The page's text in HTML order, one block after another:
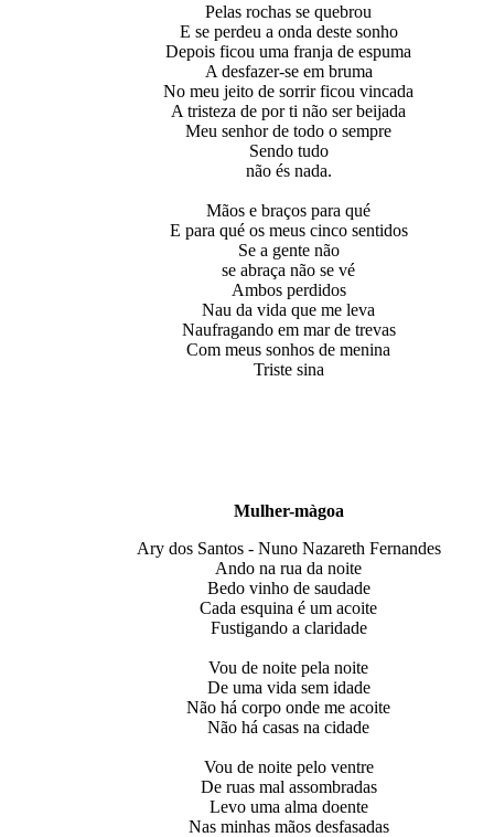
Pelas rochas se quebrou
E se perdeu a onda deste sonho
Depois ficou uma franja de espuma
A desfazer-se em bruma
No meu jeito de sorrir ficou vincada
A tristeza de por ti não ser beijada
Meu senhor de todo o sempre
Sendo tudo
não és nada.
Mãos e braços para qué
E para qué os meus cinco sentidos
Se a gente não
se abraça não se vé
Ambos perdidos
Nau da vida que me leva
Naufragando em mar de trevas
Com meus sonhos de menina
Triste sina
Mulher-màgoa
Ary dos Santos - Nuno Nazareth Fernandes
Ando na rua da noite
Bedo vinho de saudade
Cada esquina é um acoite
Fustigando a claridade
Vou de noite pela noite
De uma vida sem idade
Não há corpo onde me acoite
Não há casas na cidade
Vou de noite pelo ventre
De ruas mal assombradas
Levo uma alma doente
Nas minhas mãos desfasadas